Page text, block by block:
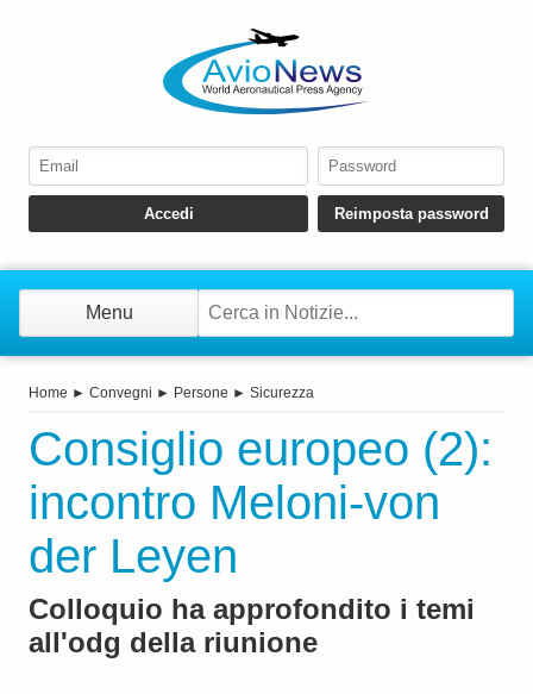
Menu
Home ► Convegni ► Persone ► Sicurezza
Consiglio europeo (2):
incontro Meloni-von
der Leyen
Colloquio ha approfondito i temi
all'odg della riunione